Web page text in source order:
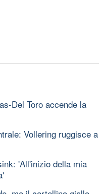
Del Toro accende la
Vollering ruggisce a
'All'inizio della mia